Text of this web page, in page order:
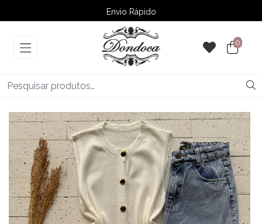
Envio Rápido
➚ Ofertas– Até 60% OFF
0